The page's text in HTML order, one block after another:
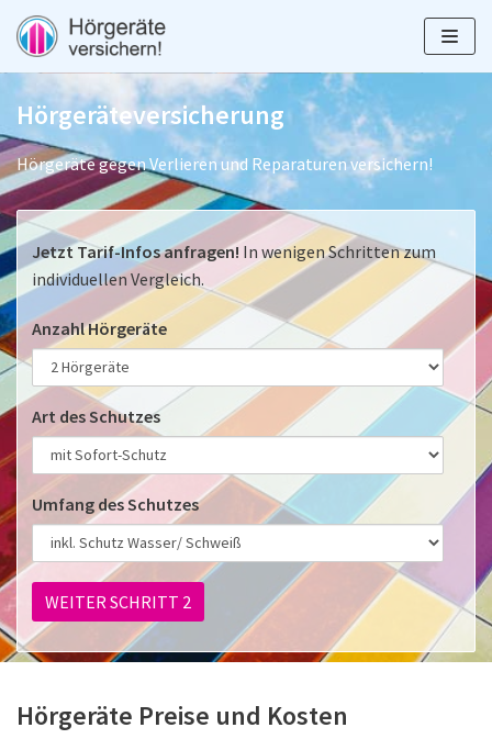
Zum
Inhalt
springen
Vergleich 2024
Stiftung Warentest
ALTEOS
AXA
Wertgarantie
Ergo
Allianz
Zurich
Hörgeräte Probetragen Versicherung
Schwerhörigkeit
Technik, Bauformen & Hersteller
Preise
Beste Hörgeräte
Reparatur
Zuzahlung Krankenkasse
Hörgeräte Finanzierung
Hörgeräte mit Akkus
Hörgeräte mit Bluetooth
Hörgeräte – Made for iPhone (MFi)
Hörgeräteversicherung
Hörgeräte gegen Verlieren und Reparaturen versichern!
Jetzt Tarif-Infos anfragen! In wenigen Schritten zum
individuellen Vergleich.
Anzahl Hörgeräte
Art des Schutzes
Umfang des Schutzes
Hörgeräte Preise und Kosten